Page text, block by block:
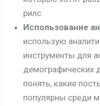
рилс.
Использование
использую
инструменты для
демографических
понять, какие
популярны среди